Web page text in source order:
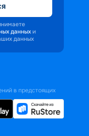
данных и
данных
в предстоящих